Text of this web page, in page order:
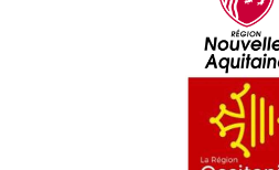
Los panèls bilingües en
L'Associacion per lo
Ernest Gabard